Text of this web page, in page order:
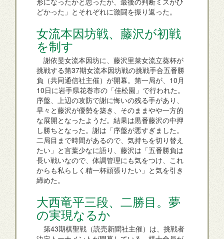
どかった」とそれぞれに激闘を振り返った。
女流本因坊戦、藤沢が初戦
を制す
謝依旻女流本因坊に、藤沢里菜女流立葵杯が
挑戦する第37期女流本因坊戦の挑戦手合五番勝
負（共同通信社主催）が開幕。第一局が、10月
10日に岩手県花巻市の「佳松園」で行われた。
序盤、上辺の攻防で謝に悔いの残る手があり、
早々と藤沢が優勢を築き、そのままやや一方的
な展開となったようだ。結果は黒番藤沢の中押
し勝ちとなった。謝は「序盤が悪すぎました。
二局目まで時間があるので、気持ちを切り替え
たい」と言葉少なに語り、藤沢は「五番勝負は
長い戦いなので、体調管理にも気をつけ、これ
からも私らしく精一杯頑張りたい」と気を引き
締めた。
大西竜平三段、二勝目。夢
の実現なるか
第43期棋聖戦（読売新聞社主催）は、挑戦者